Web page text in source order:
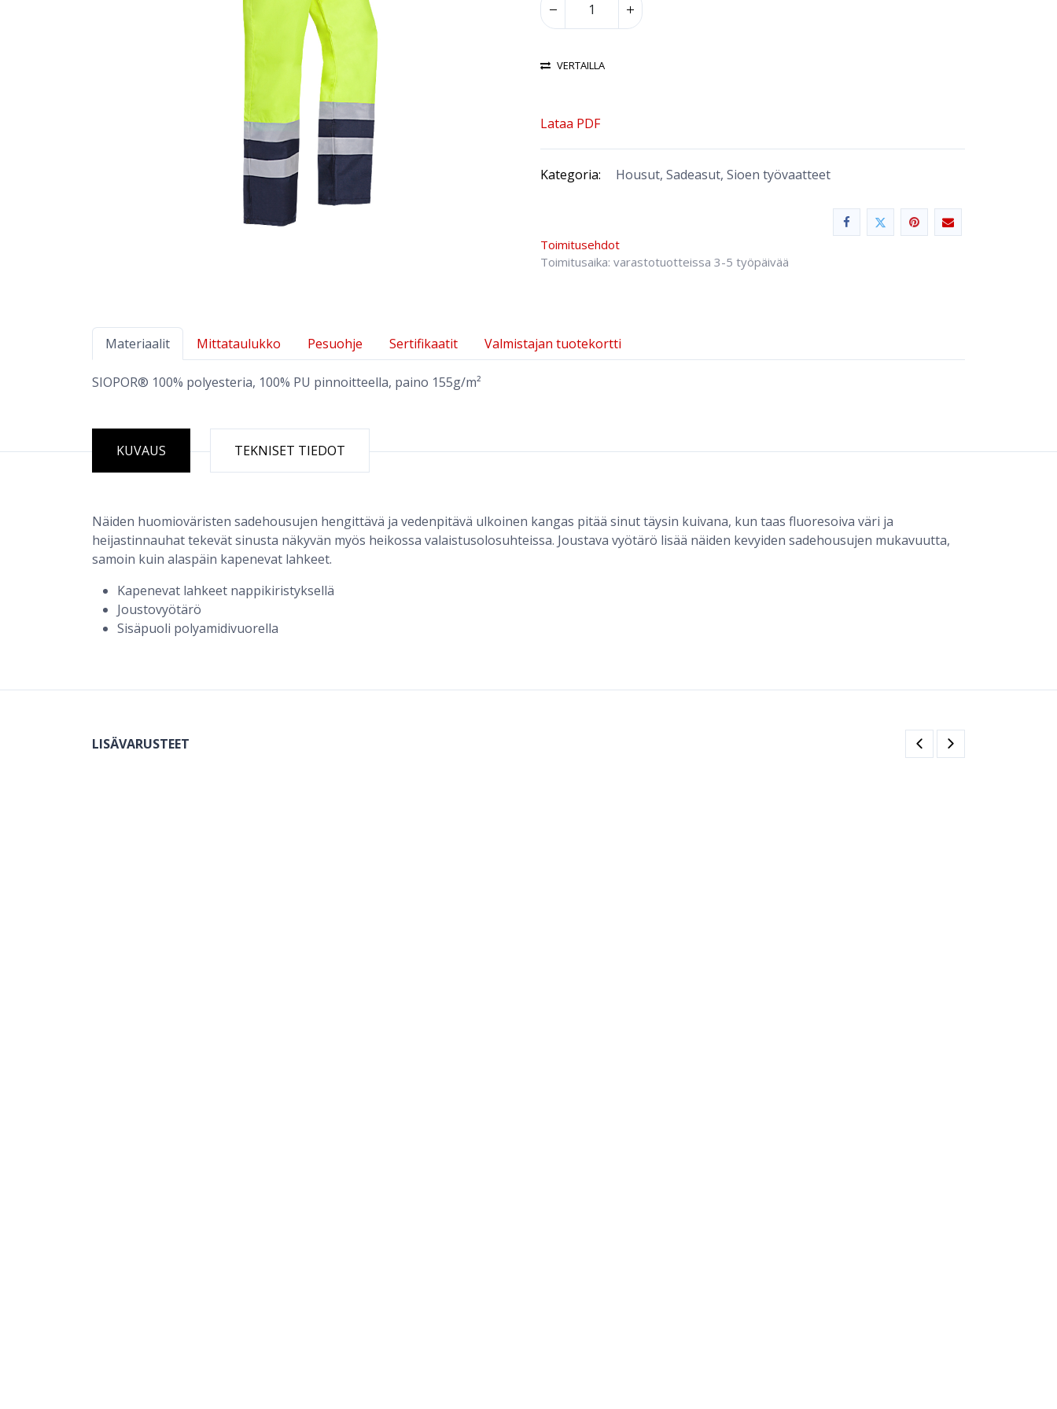
VERTAILLA
Lataa PDF
Kategoria: Housut, Sadeasut, Sioen työvaatteet
Toimitusehdot
Toimitusaika: varastotuotteissa 3-5 työpäivää
Materiaalit Mittataulukko Pesuohje Sertifikaatit Valmistajan tuotekortti
SIOPOR® 100% polyesteria, 100% PU pinnoitteella, paino 155g/m²
KUVAUS TEKNISET TIEDOT
Näiden huomioväristen sadehousujen hengittävä ja vedenpitävä ulkoinen kangas pitää sinut täysin kuivana, kun taas fluoresoiva väri ja
heijastinnauhat tekevät sinusta näkyvän myös heikossa valaistusolosuhteissa. Joustava vyötärö lisää näiden kevyiden sadehousujen mukavuutta,
samoin kuin alaspäin kapenevat lahkeet.
Kapenevat lahkeet nappikiristyksellä
Joustovyötärö
Sisäpuoli polyamidivuorella
LISÄVARUSTEET